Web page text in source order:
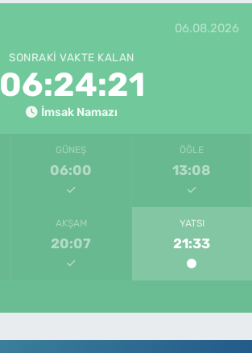
06.08.2026
SONRAKI VAKTE KALAN
06:24:21
İmsak Namazı
GÜNEŞ
06:00
ÖĞLE
13:08
AKŞAM
20:07
YATSI
21:33